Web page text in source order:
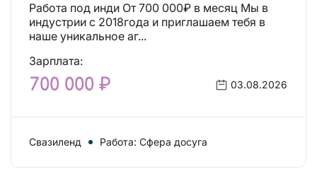
Работа под инди От 700 000₽ в месяц Мы в
индустрии с 2018года и приглашаем тебя в
наше уникальное аг...
Зарплата:
700 000 ₽ 03.08.2026
Свазиленд Работа: Сфера досуга